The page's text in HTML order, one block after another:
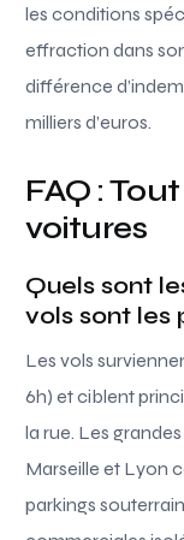
les conditions
effraction dans
différence
milliers d’euros.
FAQ :
voitures
Quels sont
vols sont les
Les vols
6h) et ciblent
la rue. Les
Marseille et Lyon
parkings